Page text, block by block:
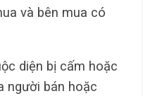
và bên mua có
diện bị cấm hoặc
người bán hoặc